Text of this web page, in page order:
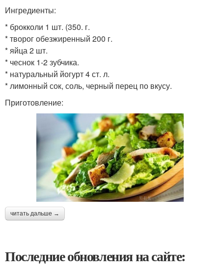
Ингредиенты:
* брокколи 1 шт. (350. г.
* творог обезжиренный 200 г.
* яйца 2 шт.
* чеснок 1-2 зубчика.
* натуральный йогурт 4 ст. л.
* лимонный сок, соль, черный перец по вкусу.
Приготовление:
читать дальше →
Последние обновления на сайте: